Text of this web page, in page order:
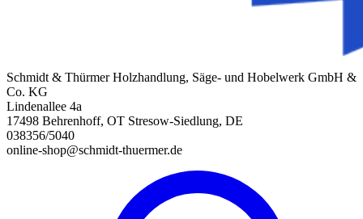
Schmidt & Thürmer Holzhandlung, Säge- und Hobelwerk GmbH &
Co. KG
Lindenallee 4a
17498 Behrenhoff, OT Stresow-Siedlung, DE
038356/5040
online-shop@schmidt-thuermer.de